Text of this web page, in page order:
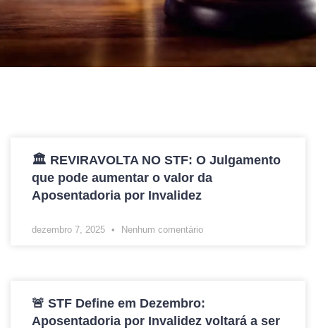
🏛️ REVIRAVOLTA NO STF: O Julgamento
que pode aumentar o valor da
Aposentadoria por Invalidez
dezembro 7, 2025 Nenhum comentário
🚨 STF Define em Dezembro:
Aposentadoria por Invalidez voltará a ser